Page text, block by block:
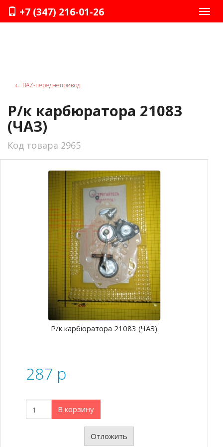
+7 (347) 216-01-26
← ВАZ-переднепривод
Р/к карбюратора 21083
(ЧАЗ)
Код товара 2965
Р/к карбюратора 21083 (ЧАЗ)
287 p
В корзину
Отложить